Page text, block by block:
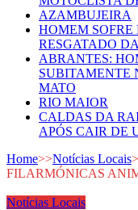
AZAMBUJEIRA
HOMEM SOFRE
RESGATADO
ABRANTES:
SUBITAMENTE
MATO
RIO MAIOR
CALDAS DA
APÓS CAIR DE
Home>>Notícias Locais
FILARMÓNICAS
Notícias Locais